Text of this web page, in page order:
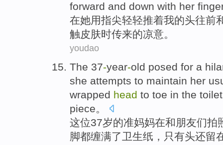
forward and down with her
在她用指尖轻轻推着我的头往前
触皮肤时传来的凉意。
youdao
The 37-year-old posed for a
she attempts to maintain her
wrapped head to toe in the
piece。
这位37岁的准妈妈在和 朋友们拍
脚都缠满了卫生纸，只有头还留